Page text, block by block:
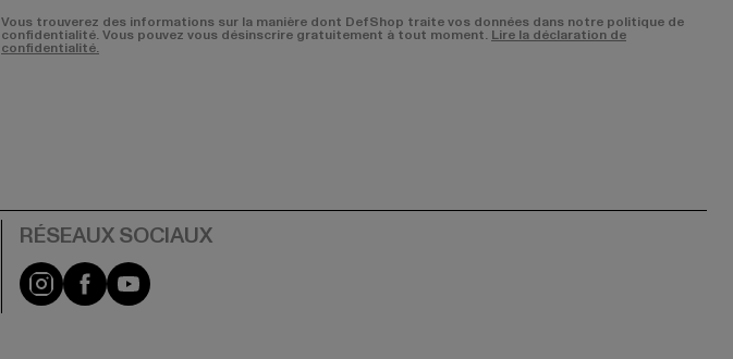
Vous trouverez des informations sur la manière dont DefShop traite vos données dans notre politique de
confidentialité. Vous pouvez vous désinscrire gratuitement à tout moment.Lire la déclaration de
confidentialité.
Visit our Instagram page:
Visit our Facebook page:
Visit our YouTube channel: